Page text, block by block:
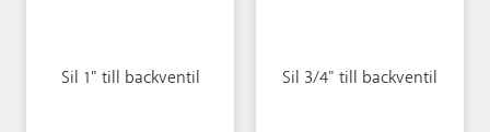
Sil 1" till backventil Sil 3/4" till backventil